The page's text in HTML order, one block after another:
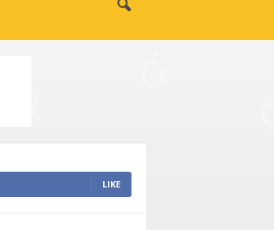
LIKE